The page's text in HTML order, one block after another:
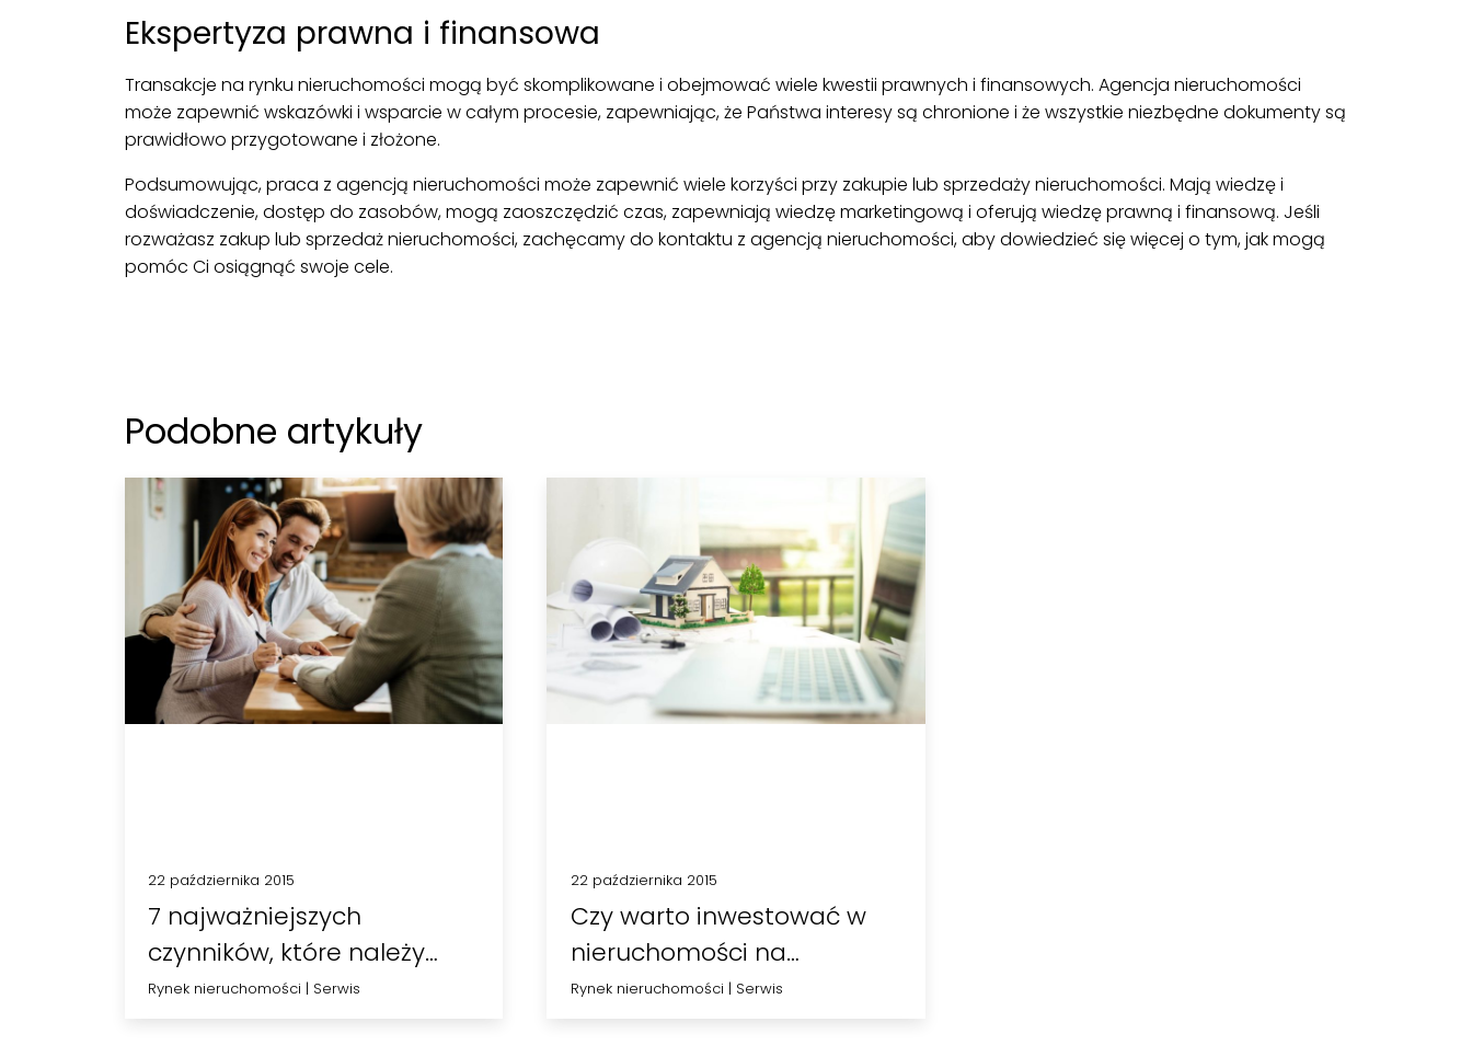
Ekspertyza prawna i finansowa
Transakcje na rynku nieruchomości mogą być skomplikowane i obejmować wiele kwestii prawnych i finansowych. Agencja nieruchomości
może zapewnić wskazówki i wsparcie w całym procesie, zapewniając, że Państwa interesy są chronione i że wszystkie niezbędne dokumenty są
prawidłowo przygotowane i złożone.
Podsumowując, praca z agencją nieruchomości może zapewnić wiele korzyści przy zakupie lub sprzedaży nieruchomości. Mają wiedzę i
doświadczenie, dostęp do zasobów, mogą zaoszczędzić czas, zapewniają wiedzę marketingową i oferują wiedzę prawną i finansową. Jeśli
rozważasz zakup lub sprzedaż nieruchomości, zachęcamy do kontaktu z agencją nieruchomości, aby dowiedzieć się więcej o tym, jak mogą
pomóc Ci osiągnąć swoje cele.
Podobne artykuły
22 października 2015
7 najważniejszych
czynników, które należy
wziąć pod uwagę
Rynek nieruchomości | Serwis
22 października 2015
Czy warto inwestować w
nieruchomości na
wynajem?
Rynek nieruchomości | Serwis